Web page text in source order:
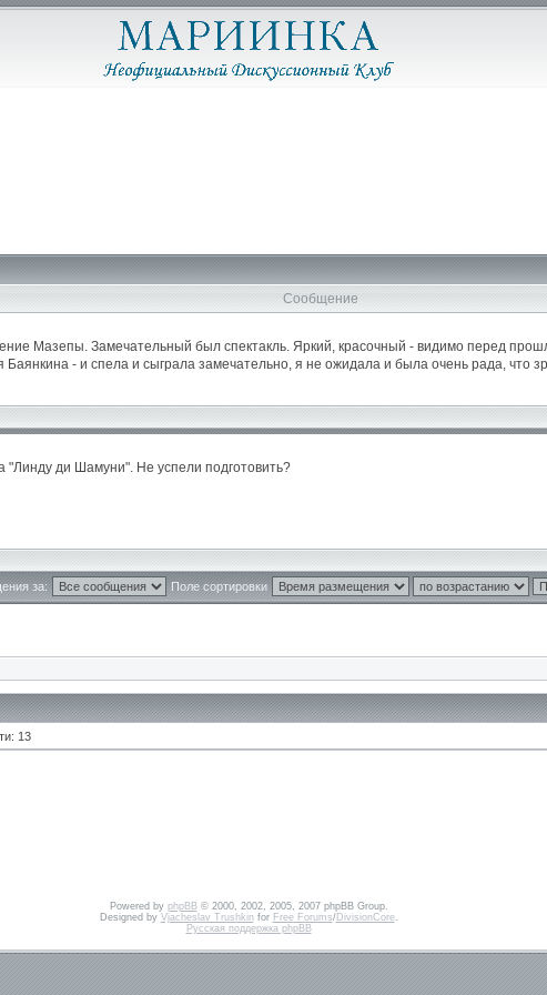
Сообщение
Мазепы. Замечательный был спектакль. Яркий, красочный - видимо перед
- и спела и сыграла замечательно, я не ожидала и была очень рада, что
"Линду ди Шамуни". Не успели подготовить?
за: Поле сортировки
13
Powered by phpBB© 2000, 2002, 2005, 2007 phpBB Group.
Designed by Vjacheslav Trushkinfor Free Forums/DivisionCore.
Русская поддержка phpBB